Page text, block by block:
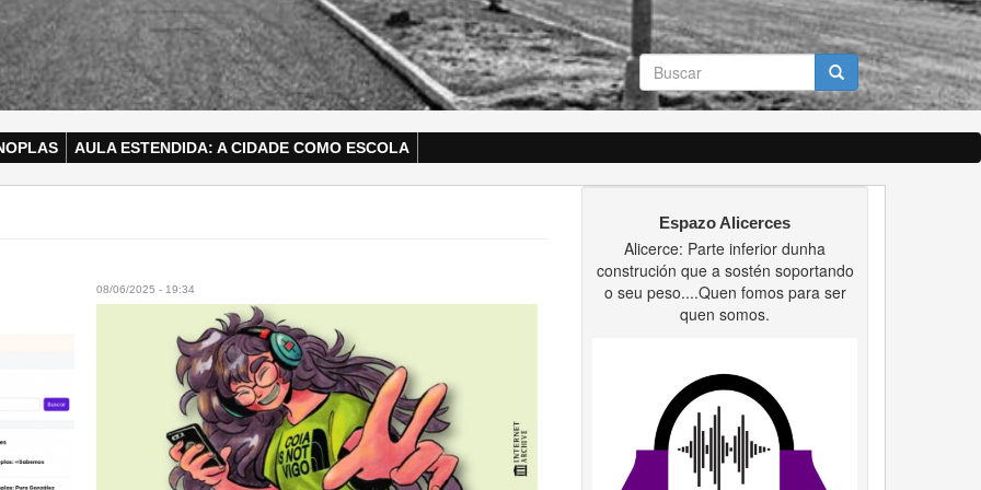
Formulario
de
búsqueda
Buscar
AULA ESTENDIDA: A CIDADE COMO ESCOLA
08/06/2025 - 19:34
Espazo Alicerces
Alicerce: Parte inferior dunha
construción que a sostén soportando
o seu peso....Quen fomos para ser
quen somos.